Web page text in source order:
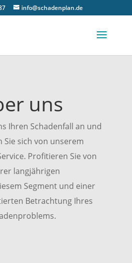
info@schadenplan.de
uns
Ihren Schadenfall an und
Sie sich von unserem
Profitieren Sie von
langjährigen
Segment und einer
Betrachtung Ihres